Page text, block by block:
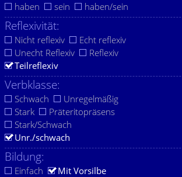
haben sein haben/sein
Reflexivität:
Nicht reflexiv
Echt reflexiv
Unecht Reflexiv
Reflexiv
Teilreflexiv
Verbklasse:
Schwach
Unregelmäßig
Stark
Präteritopräsens
Stark/Schwach
Unr./schwach
Bildung:
Einfach Mit Vorsilbe